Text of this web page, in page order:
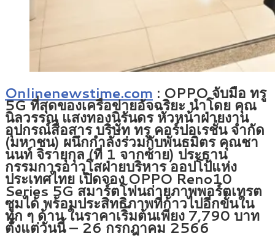
Onlinenewstime.com : OPPO จับมือ ทรู
5G ที่สุดของเครือข่ายอัจฉริยะ นำโดย คุณ
นิลวรรณ แสงทองนิรันดร หัวหน้าฝ่ายงาน
อุปกรณ์สื่อสาร บริษัท ทรู คอร์ปอเรชั่น จำกัด
(มหาชน) ผนึกกำลังร่วมกับพันธมิตร คุณชา
นนท์ จิรายุกุล (ที่ 1 จากซ้าย) ประธาน
กรรมการอาวุโสฝ่ายบริหาร ออปโป้แห่ง
ประเทศไทย เปิดจอง OPPO Reno10
Series 5G สมาร์ตโฟนถ่ายภาพพอร์ตเทรต
ซูมได้ พร้อมประสิทธิภาพที่ก้าวไปอีกขั้นใน
ทุก ๆ ด้าน ในราคาเริ่มต้นเพียง 7,790 บาท
ตั้งแต่วันนี้ – 26 กรกฎาคม 2566